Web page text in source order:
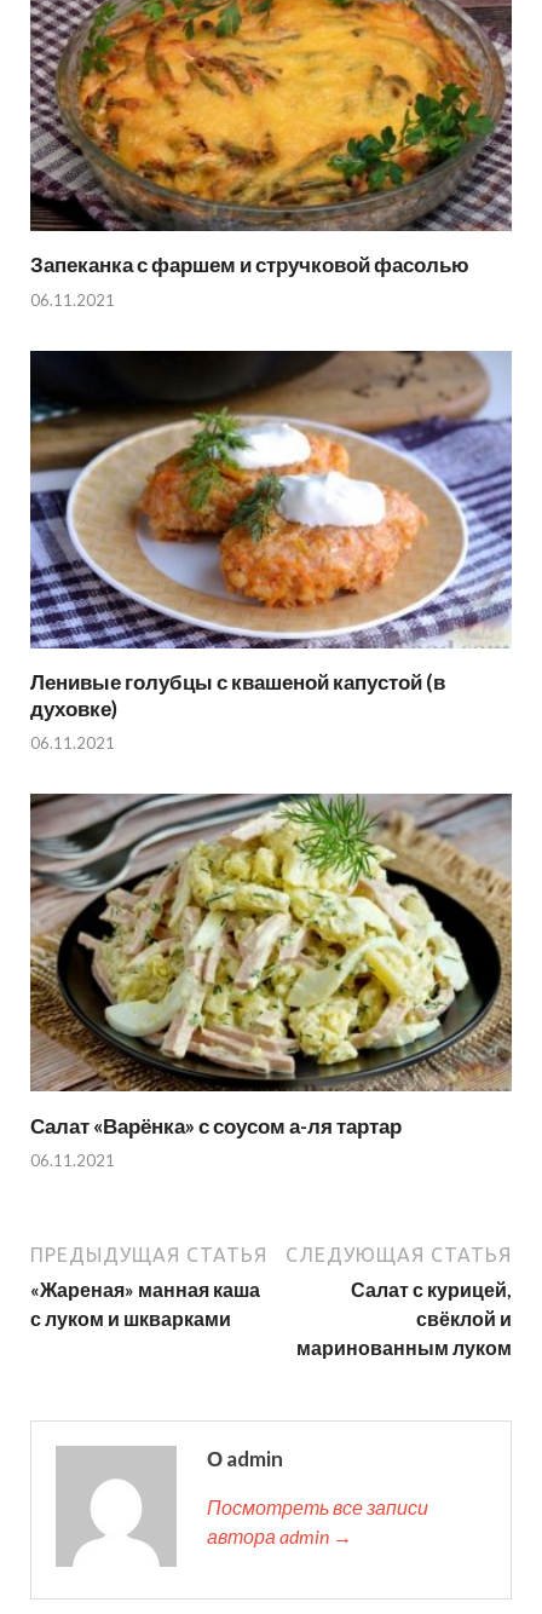
Запеканка с фаршем и стручковой фасолью
06.11.2021
Ленивые голубцы с квашеной капустой (в
духовке)
06.11.2021
Салат «Варёнка» с соусом а-ля тартар
06.11.2021
ПРЕДЫДУЩАЯ СТАТЬЯ
«Жареная» манная каша
с луком и шкварками
СЛЕДУЮЩАЯ СТАТЬЯ
Салат с курицей,
свёклой и
маринованным луком
О admin
Посмотреть все записи
автора admin →